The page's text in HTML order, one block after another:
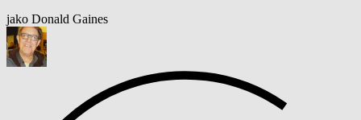
jako Donald Gaines